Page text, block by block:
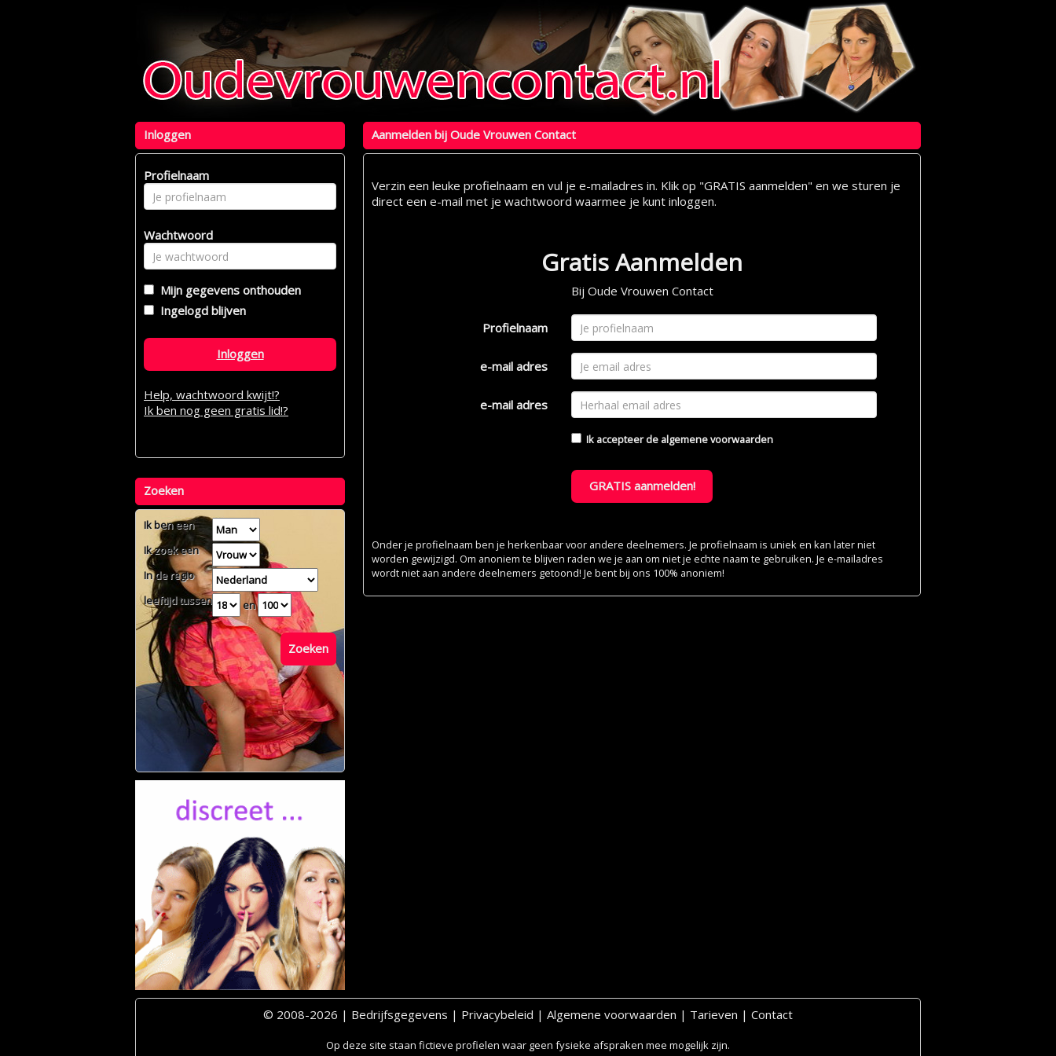
Aanmelden bij Oude Vrouwen Contact
Verzin een leuke profielnaam en vul je e-mailadres in. Klik op "GRATIS aanmelden" en we sturen je
direct een e-mail met je wachtwoord waarmee je kunt inloggen.
Gratis Aanmelden
Bij Oude Vrouwen Contact
Profielnaam
e-mail adres
e-mail adres
Ik accepteer de algemene voorwaarden
GRATIS aanmelden!
Onder je profielnaam ben je herkenbaar voor andere deelnemers. Je profielnaam is uniek en kan later niet
worden gewijzigd. Om anoniem te blijven raden we je aan om niet je echte naam te gebruiken. Je e-mailadres
wordt niet aan andere deelnemers getoond! Je bent bij ons 100% anoniem!
Inloggen
Profielnaam
Wachtwoord
Mijn gegevens onthouden
Ingelogd blijven
Inloggen
Help, wachtwoord kwijt!?
Ik ben nog geen gratis lid!?
Zoeken
Ik ben een
Ik zoek een
In de regio
leeftijd tussen
en
Zoeken
© 2008-2026 | Bedrijfsgegevens | Privacybeleid | Algemene voorwaarden | Tarieven | Contact
Op deze site staan fictieve profielen waar geen fysieke afspraken mee mogelijk zijn.